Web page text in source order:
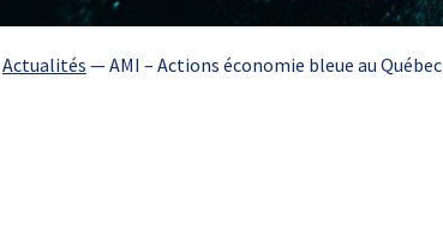
Actualités —AMI – Actions économie bleue au Québec